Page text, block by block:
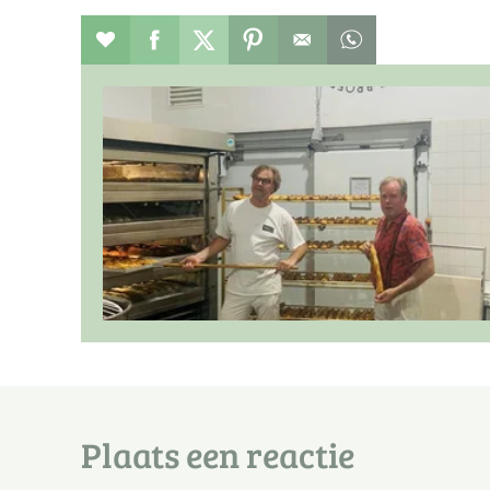
Verhaal toevoegen aan favorieten
Deel dit op facebook
Deel dit op twitter
Deel dit op pinterest
Plaats een reactie